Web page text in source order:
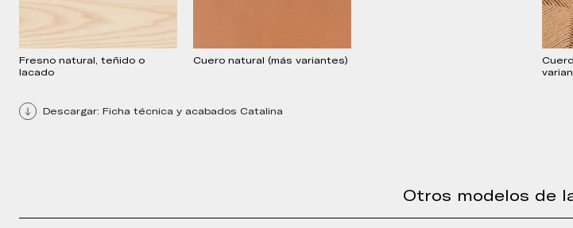
Fresno natural, teñido o
lacado
Cuero natural (más variantes)
Descargar: Ficha técnica y acabados Catalina
2D Models
3D Models
Otros modelos de